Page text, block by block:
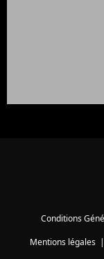
Conditions
Mentions légales|